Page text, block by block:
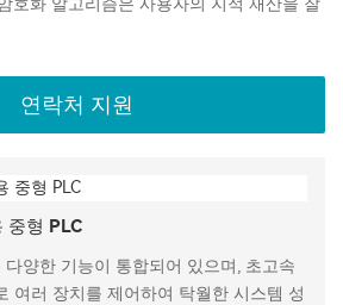
호화 알고리즘은 사용자의 지적 재산을 잘
연락처 지원
중형 PLC
다양한 기능이 통합되어 있으며, 초고속
여러 장치를 제어하여 탁월한 시스템 성